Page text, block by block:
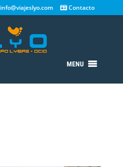
info@viajeslyo.com Contacto
MENU